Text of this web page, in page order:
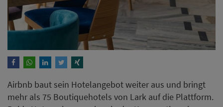
Airbnb baut sein Hotelangebot weiter aus und bringt
mehr als 75 Boutiquehotels von Lark auf die Plattform.